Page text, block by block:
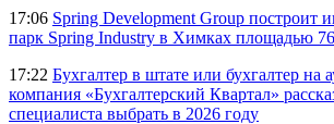
17:06 Spring Development Group построит
парк Spring Industry в Химках площадью
17:22 Бухгалтер в штате или бухгалтер на
компания «Бухгалтерский Квартал»
специалиста выбрать в 2026 году